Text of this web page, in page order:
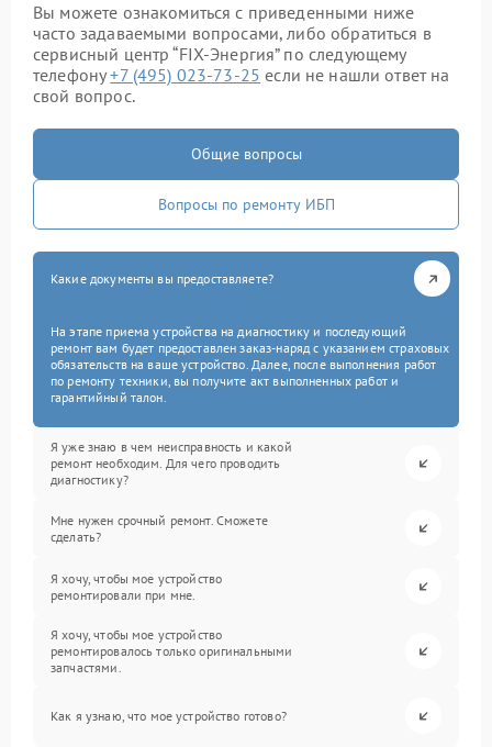
Вы можете ознакомиться с приведенными ниже
часто задаваемыми вопросами, либо обратиться в
сервисный центр “FIX-Энергия” по следующему
телефону+7 (495) 023-73-25 если не нашли ответ на
свой вопрос.
Общие вопросы
Вопросы по ремонту ИБП
Какие документы вы предоставляете?
На этапе приема устройства на диагностику и последующий
ремонт вам будет предоставлен заказ-наряд с указанием страховых
обязательств на ваше устройство. Далее, после выполнения работ
по ремонту техники, вы получите акт выполненных работ и
гарантийный талон.
Я уже знаю в чем неисправность и какой
ремонт необходим. Для чего проводить
диагностику?
Мне нужен срочный ремонт. Сможете
сделать?
Я хочу, чтобы мое устройство
ремонтировали при мне.
Я хочу, чтобы мое устройство
ремонтировалось только оригинальными
запчастями.
Как я узнаю, что мое устройство готово?